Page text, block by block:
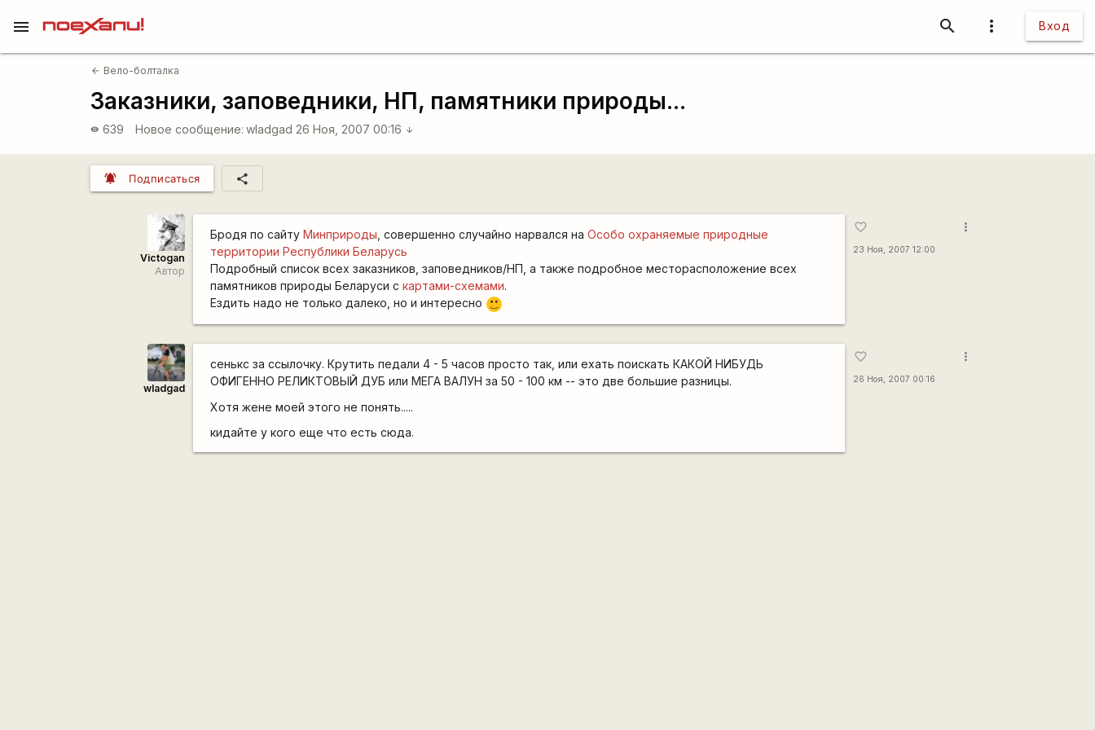
more_vert Вход
search
menu
arrow_back Вело-болталка
Заказники, заповедники, НП, памятники природы...
visibility 639 Новое сообщение: wladgad 26 Ноя, 2007 00:16 arrow_downward
notifications_active Подписаться share
Victogan
Автор
Бродя по сайтуМинприроды , совершенно случайно нарвался наОсобо охраняемые природные
территории Республики Беларусь
Подробный список всех заказников, заповедников/НП, а также подробное месторасположение всех
памятников природы Беларуси скартами-схемами.
Ездить надо не только далеко, но и интересно
:)
favorite_border
23 Ноя, 2007 12:00
more_vert
wladgad
сенькс за ссылочку. Крутить педали 4 - 5 часов просто так, или ехать поискать КАКОЙ НИБУДЬ
ОФИГЕННО РЕЛИКТОВЫЙ ДУБ или МЕГА ВАЛУН за 50 - 100 км -- это две большие разницы.
Хотя жене моей этого не понять.....
кидайте у кого еще что есть сюда.
favorite_border
26 Ноя, 2007 00:16
more_vert